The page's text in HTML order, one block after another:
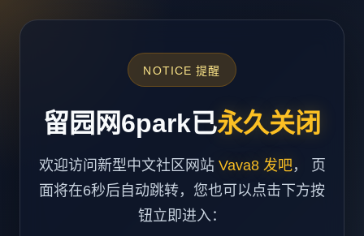
NOTICE 提醒
留园网6park已永久关闭
欢迎访问新型中文社区网站 Vava8 发吧， 页
面将在6秒后自动跳转，您也可以点击下方按
钮立即进入：